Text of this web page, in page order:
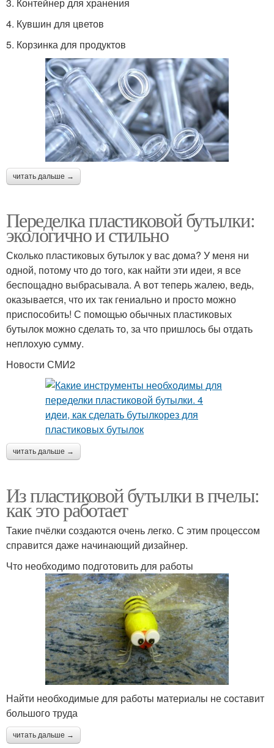
3. Контейнер для хранения
4. Кувшин для цветов
5. Корзинка для продуктов
читать дальше →
Переделка пластиковой бутылки:
экологично и стильно
Сколько пластиковых бутылок у вас дома? У меня ни
одной, потому что до того, как найти эти идеи, я все
беспощадно выбрасывала. А вот теперь жалею, ведь,
оказывается, что их так гениально и просто можно
приспособить! С помощью обычных пластиковых
бутылок можно сделать то, за что пришлось бы отдать
неплохую сумму.
Новости СМИ2
читать дальше →
Из пластиковой бутылки в пчелы:
как это работает
Такие пчёлки создаются очень легко. С этим процессом
справится даже начинающий дизайнер.
Что необходимо подготовить для работы
Найти необходимые для работы материалы не составит
большого труда
читать дальше →